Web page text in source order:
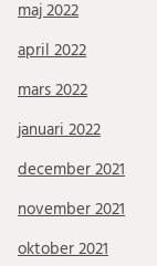
maj 2022
april 2022
mars 2022
januari 2022
december 2021
november 2021
oktober 2021